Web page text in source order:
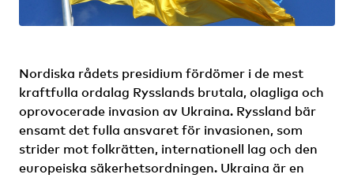
Nordiska rådets presidium fördömer i de mest
kraftfulla ordalag Rysslands brutala, olagliga och
oprovocerade invasion av Ukraina. Ryssland bär
ensamt det fulla ansvaret för invasionen, som
strider mot folkrätten, internationell lag och den
europeiska säkerhetsordningen. Ukraina är en